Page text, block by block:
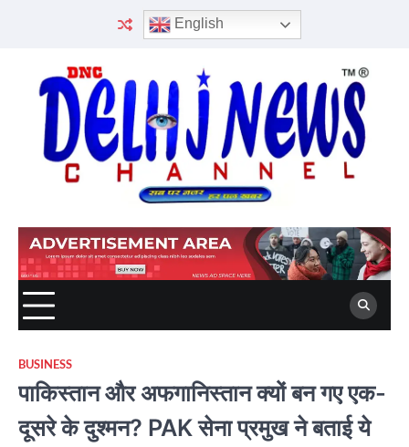
English
BUSINESS
पाकिस्तान और अफगानिस्तान क्यों बन गए एक-
दूसरे के दुश्मन? PAK सेना प्रमुख ने बताई ये